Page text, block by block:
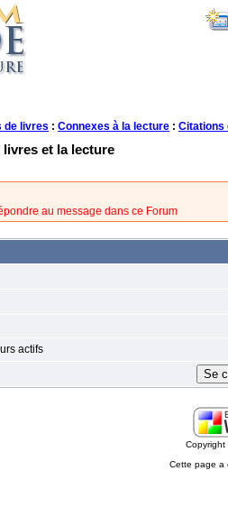
de livres : Connexes à la lecture : Citations
et la lecture
au message dans ce Forum
actifs
Cette page a